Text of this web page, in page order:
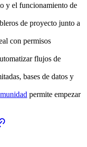
y el funcionamiento de
de proyecto junto a
con permisos
flujos de
bases de datos y
permite empezar